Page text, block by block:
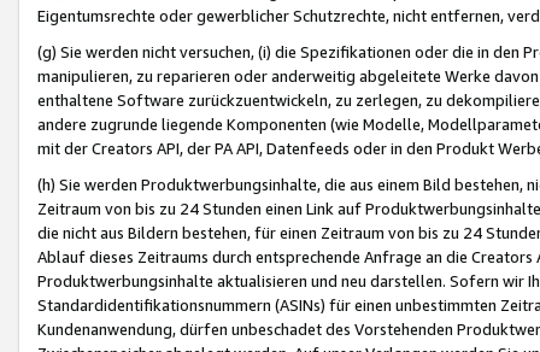
Eigentumsrechte oder gewerblicher Schutzrechte, nicht entfernen,
(g) Sie werden nicht versuchen, (i) die Spezifikationen oder die in
manipulieren, zu reparieren oder anderweitig abgeleitete Werke
enthaltene Software zurückzuentwickeln, zu zerlegen, zu
andere zugrunde liegende Komponenten (wie Modelle,
mit der Creators API, der PA API, Datenfeeds oder in den Produkt
(h) Sie werden Produktwerbungsinhalte, die aus einem Bild bestehen,
Zeitraum von bis zu 24 Stunden einen Link auf
die nicht aus Bildern bestehen, für einen Zeitraum von bis zu 24
Ablauf dieses Zeitraums durch entsprechende Anfrage an die
Produktwerbungsinhalte aktualisieren und neu darstellen. Sofern wir
Standardidentifikationsnummern (ASINs) für einen unbestimmten
Kundenanwendung, dürfen unbeschadet des Vorstehenden